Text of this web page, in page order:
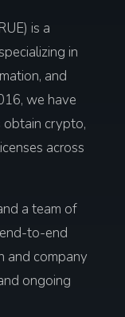
is a
in
and
we have
obtain crypto,
across
a team of
to-end
and company
ongoing